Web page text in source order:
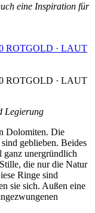
eine Inspiration für
ROTGOLD · LAUT
ROTGOLD · LAUT
Legierung
Dolomiten. Die
geblieben. Beides
ganz unergründlich
die nur die Natur
Ringe sind
sie sich. Außen eine